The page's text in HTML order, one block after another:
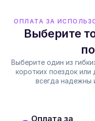
ОПЛАТА ЗА
Выберите
Выберите один из
коротких поездок
всегда надежны
Оплата за